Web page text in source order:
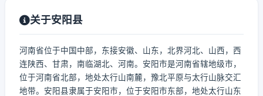
关于安阳县
河南省位于中国中部，东接安徽、山东，北界河北、山西，西
连陕西、甘肃，南临湖北、河南。安阳市是河南省辖地级市，
位于河南省北部，地处太行山南麓，豫北平原与太行山脉交汇
地带。安阳县隶属于安阳市，位于安阳市东部，地处太行山东